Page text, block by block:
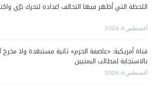
اللحظة التي أظهر فيها التحالف اعداده لتحرك برّي
أغسطس 6, 2026
قناة أمريكية: «عاصفة الحزم» ثانية مستبعَدة ولا مخرجَ
بالاستجابة لمطالب اليمنيين
أغسطس 6, 2026